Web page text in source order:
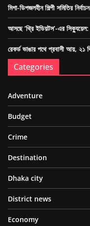
মিশা-ডিপজলহীন শিল্পী সমিতির
আসছে ‘থ্রি ইডিয়টস’-এর
রেকর্ড ভাঙার পথে প্রবাসী আয়, ২১
Categories
Adventure
Budget
Crime
Destination
Dhaka city
District news
Economy